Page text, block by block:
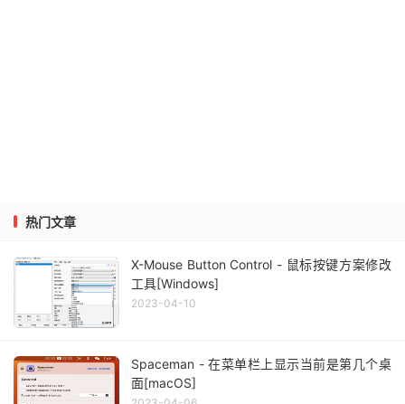
热门文章
X-Mouse Button Control - 鼠标按键方案修改
工具[Windows]
2023-04-10
Spaceman - 在菜单栏上显示当前是第几个桌
面[macOS]